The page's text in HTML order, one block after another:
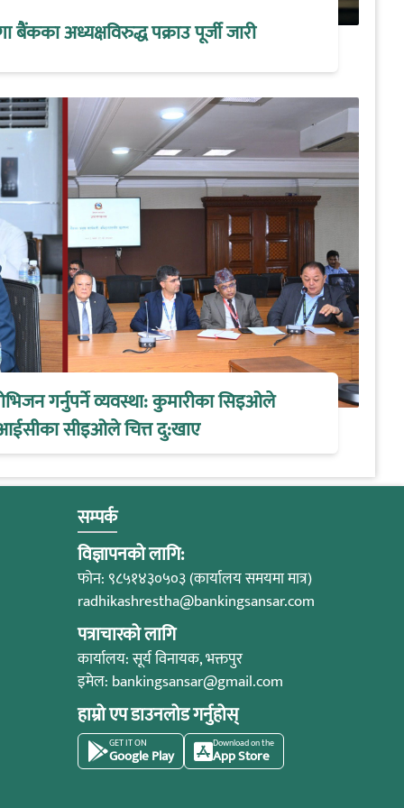
बैंकका अध्यक्षविरुद्ध पक्राउ पूर्जी जारी
गर्नुपर्ने व्यवस्था: कुमारीका सिइओले
सीइओले चित्त दु:खाए
सम्पर्क
विज्ञापनको लागि:
फोन: ९८५१४३०५०३ (कार्यालय समयमा मात्र)
radhikashrestha@bankingsansar.com
पत्राचारको लागि
कार्यालय: सूर्य विनायक, भक्तपुर
इमेल: bankingsansar@gmail.com
हाम्रो एप डाउनलोड गर्नुहोस्
GET IT ON
Google Play
Download on the
App Store